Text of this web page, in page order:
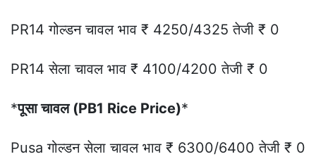
PR14 गोल्डन चावल भाव ₹ 4250/4325 तेजी ₹ 0
PR14 सेला चावल भाव ₹ 4100/4200 तेजी ₹ 0
*पूसा चावल (PB1 Rice Price)*
Pusa गोल्डन सेला चावल भाव ₹ 6300/6400 तेजी ₹ 0